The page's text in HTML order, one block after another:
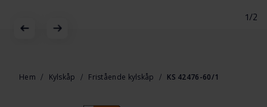
1/2
början
Hem Kylskåp Fristående kylskåp KS 42476-60/1